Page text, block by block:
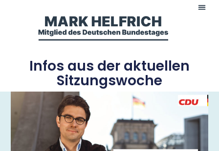
Infos aus der aktuellen
Sitzungswoche